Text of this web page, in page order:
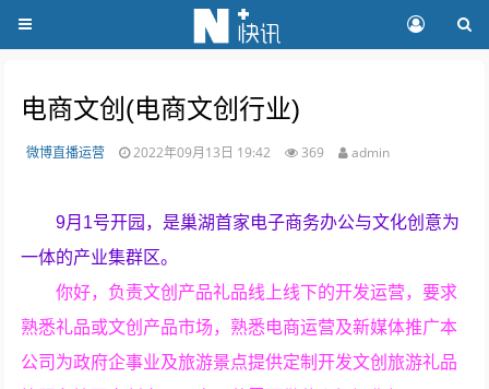
电商文创(电商文创行业)
微博直播运营 2022年09月13日 19:42 369 admin
9月1号开园，是巢湖首家电子商务办公与文化创意为
一体的产业集群区。
你好，负责文创产品礼品线上线下的开发运营，要求
熟悉礼品或文创产品市场，熟悉电商运营及新媒体推广本
公司为政府企事业及旅游景点提供定制开发文创旅游礼品